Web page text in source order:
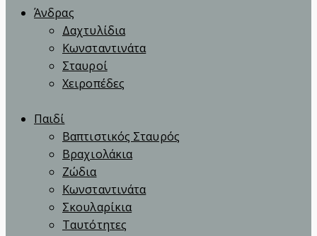
Άνδρας
Δαχτυλίδια
Κωνσταντινάτα
Σταυροί
Χειροπέδες
Παιδί
Βαπτιστικός Σταυρός
Βραχιολάκια
Ζώδια
Κωνσταντινάτα
Σκουλαρίκια
Ταυτότητες